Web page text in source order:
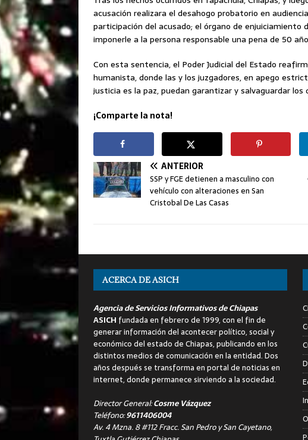
acusación realizara el desahogo probatorio en
participación del acusado; el órgano de
imponerle a la persona responsable una pena de 50
Con esta sentencia, el Poder Judicial del Estado
humanista, donde las y los juzgadores, en apego
justicia es la paz, puedan garantizar y salvaguardar los
¡Comparte la nota!
ANTERIOR
SSP y FGE detienen a masculino con
vehículo con alteraciones en San
Cristobal De Las Casas
ACERCA DE ASICH
Agencia de Servicios Informativos de Chiapas
ASICH fundada en febrero de 1999, con el fin de
generar información del acontecer político, social y
económico del estado de Chiapas, publicando en los
distintos medios de comunicación en la entidad. Dos
años después se transforma en portal de noticias en
internet, donde permanece sirviendo a la sociedad.
Director General:Cosme Vázquez
Teléfono:9611406004
Av. 4 Mzna. 8 #112 Fracc. San Pedro y San Cayetano,